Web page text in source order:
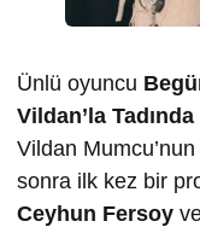
Ünlü oyuncu
Vildan’la Tadında
Vildan
sonra ilk kez bir
Ceyhun Fersoy